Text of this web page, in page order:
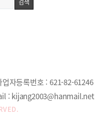
업자등록번호 : 621-82-61246
: kijang2003@hanmail.net